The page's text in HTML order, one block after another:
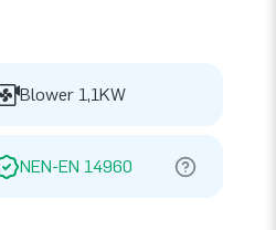
Blower 1,1KW
NEN-EN 14960